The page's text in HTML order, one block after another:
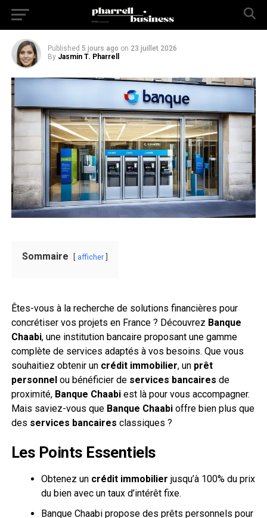
France
Published 5 jours ago on 23 juillet 2026
By Jasmin T. Pharrell
Sommaire afficher
Êtes-vous à la recherche de solutions financières pour
concrétiser vos projets en France ? Découvrez Banque
Chaabi, une institution bancaire proposant une gamme
complète de services adaptés à vos besoins. Que vous
souhaitiez obtenir un crédit immobilier, un prêt
personnelou bénéficier de services bancaires de
proximité, Banque Chaabiest là pour vous accompagner.
Mais saviez-vous que Banque Chaabioffre bien plus que
des services bancaires classiques ?
Les Points Essentiels
Obtenez un crédit immobilier jusqu’à 100% du prix
du bien avec un taux d’intérêt fixe.
Banque Chaabi propose des prêts personnels pour